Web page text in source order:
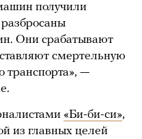
получили
Они срабатывают
смертельную
транспорта», —
«Би-би-си»,
из главных целей